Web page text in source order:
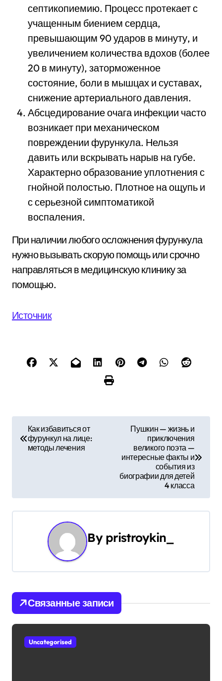
септикопиемию. Процесс протекает с
учащенным биением сердца,
превышающим 90 ударов в минуту, и
увеличением количества вдохов (более
20 в минуту), заторможенное
состояние, боли в мышцах и суставах,
снижение артериального давления.
Абсцедирование очага инфекции часто
возникает при механическом
повреждении фурункула. Нельзя
давить или вскрывать нарыв на губе.
Характерно образование уплотнения с
гнойной полостью. Плотное на ощупь и
с серьезной симптоматикой
воспаления.
При наличии любого осложнения фурункула
нужно вызывать скорую помощь или срочно
направляться в медицинскую клинику за
помощью.
Источник
г
и
я
п
о
Как избавиться от
фурункул на лице:
методы лечения
Пушкин — жизнь и
приключения
великого поэта —
интересные факты и
события из
биографии для детей
4 класса
By pristroykin_
Связанные записи
Uncategorised